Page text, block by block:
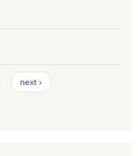
next ›